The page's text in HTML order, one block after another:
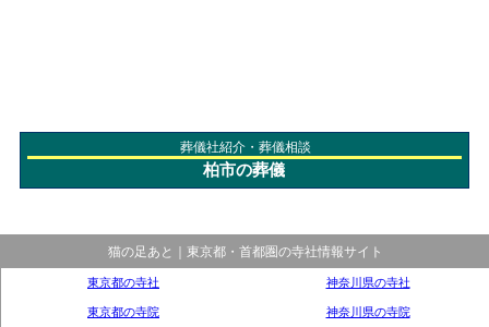
葬儀社紹介・葬儀相談
柏市の葬儀
猫の足あと｜東京都・首都圏の寺社情報サイト
東京都の寺社
東京都の寺院
神奈川県の寺社
神奈川県の寺院